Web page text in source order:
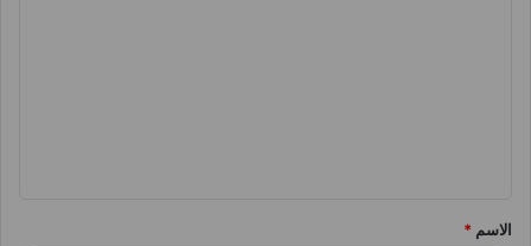
*
الاسم *